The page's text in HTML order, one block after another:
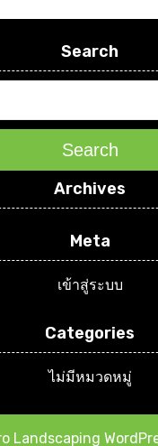
Search
Search
Archives
Meta
เข้าสู่ระบบ
Categories
ไม่มีหมวดหมู่
Landscaping